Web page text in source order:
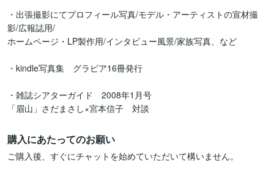
・出張撮影にてプロフィール写真/モデル・アーティストの宣材撮
影/広報誌用/
ホームページ・LP製作用/インタビュー風景/家族写真、など
・kindle写真集　グラビア16冊発行
・雑誌シアターガイド　2008年1月号
「眉山」さだまさし×宮本信子　対談
購入にあたってのお願い
ご購入後、すぐにチャットを始めていただいて構いません。